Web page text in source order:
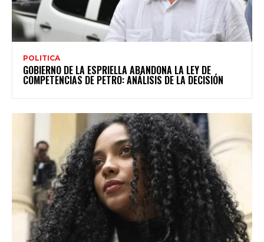
POLITICA
GOBIERNO DE LA ESPRIELLA ABANDONA LA LEY DE
COMPETENCIAS DE PETRO: ANÁLISIS DE LA DECISIÓN